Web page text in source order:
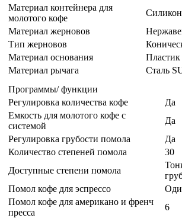
Материал контейнера для
молотого кофе
Материал жерновов
Тип жерновов
Материал основания
Пластик
Материал рычага
Сталь
Программы/ функции
Регулировка количества кофе
Да
Емкость для молотого кофе с
системой
Да
Регулировка грубости помола
Да
Количество степеней помола
30
Доступные степени помола
Помол кофе для эспрессо
Помол кофе для американо и френч
пресса
6